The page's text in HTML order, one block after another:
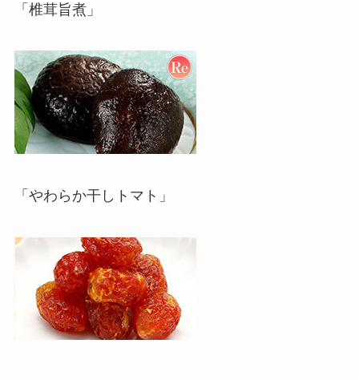
「椎茸旨煮」
「やわらか干しトマト」